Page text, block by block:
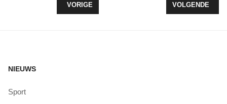
VORIG ARTIKEL: 'MEER ZICHT' OP JONGEREN
VORIGE VOLGENDE
VOLGENDE
NIEUWS
Sport